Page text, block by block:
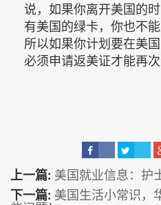
说，如果你离开美国的
有美国的绿卡，你也不
所以如果你计划要在美
必须申请返美证才能再次
上一篇: 美国就业信息：护
下一篇: 美国生活小常识，